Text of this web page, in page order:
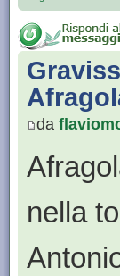
da
nella